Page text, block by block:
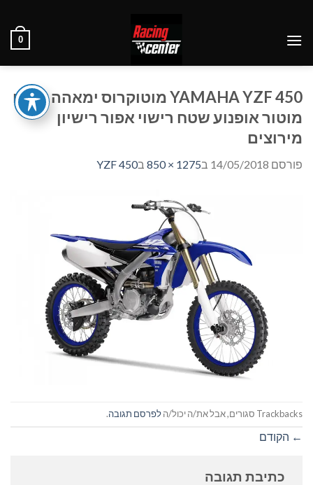
content
0
YAMAHA YZF 450 מוטוקרוס ימאהה מטרו
מוטור אופנוע שטח רישוי אפור רישיון
מירוצים
פורסם 14/05/2018 ב1275 × 850 בYZF 450
Trackbacks סגורים, אבל את/ה יכול/ה לפרסם תגובה.
← הקודם
כתיבת תגובה